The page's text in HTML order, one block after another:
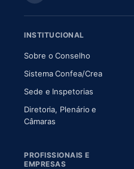
INSTITUCIONAL
Sobre o Conselho(abre em
Sistema Confea/Crea(abre
Sede e Inspetorias
Diretoria, Plenário e
Câmaras(abre em nova aba)
PROFISSIONAIS E
EMPRESAS